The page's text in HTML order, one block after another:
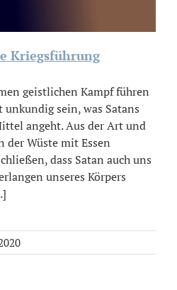
Kriegsführung
geistlichen Kampf führen
sein, was Satans
angeht. Aus der Art und
der Wüste mit Essen
dass Satan auch uns
unseres Körpers